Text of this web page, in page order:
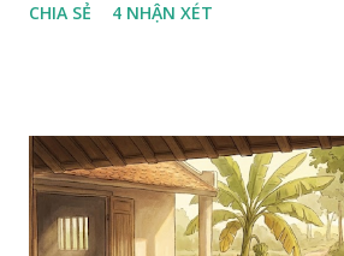
CHIA SẺ 4 NHẬN XÉT